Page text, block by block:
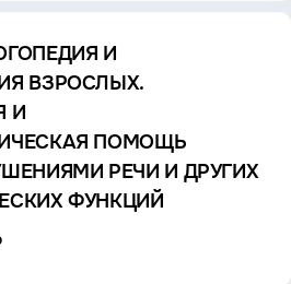
И
ВЗРОСЛЫХ.
И
ПОМОЩЬ
РЕЧИ И ДРУГИХ
ФУНКЦИЙ